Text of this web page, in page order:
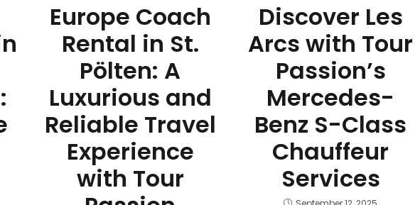
Europe Coach
Rental in St.
Pölten: A
Luxurious and
Reliable Travel
Experience
with Tour
Discover Les
Arcs with Tour
Passion’s
Mercedes-
Benz S-Class
Chauffeur
Services